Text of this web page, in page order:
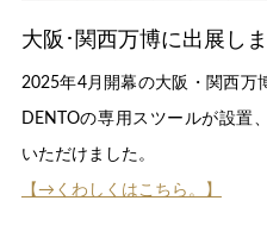
大阪･関西万博に出展し
2025年4月開幕の大阪・関西万
DENTOの専用スツールが設置
いただけました。
【→くわしくはこちら。】